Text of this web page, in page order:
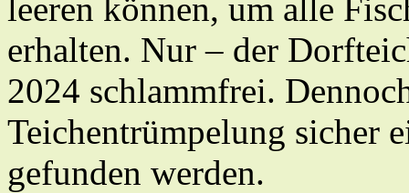
leeren können, um alle
erhalten. Nur – der
2024 schlammfrei.
Teichentrümpelung sicher
gefunden werden.